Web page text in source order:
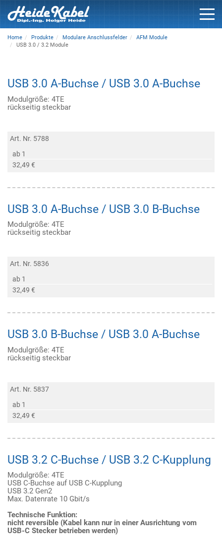
Home Produkte Modulare Anschlussfelder
AFM Module
USB 3.0 / 3.2 Module
USB 3.0 A-Buchse / USB 3.0 A-Buchse
Modulgröße: 4TE
rückseitig steckbar
Art. Nr. 5788
ab 1
32,49 €
USB 3.0 A-Buchse / USB 3.0 B-Buchse
Modulgröße: 4TE
rückseitig steckbar
Art. Nr. 5836
ab 1
32,49 €
USB 3.0 B-Buchse / USB 3.0 A-Buchse
Modulgröße: 4TE
rückseitig steckbar
Art. Nr. 5837
ab 1
32,49 €
USB 3.2 C-Buchse / USB 3.2 C-Kupplung
Modulgröße: 4TE
USB C-Buchse auf USB C-Kupplung
USB 3.2 Gen2
Max. Datenrate 10 Gbit/s
Technische Funktion:
nicht reversible (Kabel kann nur in einer Ausrichtung vom
USB-C Stecker betrieben werden)